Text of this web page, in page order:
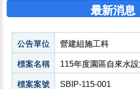
最新消息
公告單位 營建組施工科
標案名稱 115年度園區自來水
標案案號 SBIP-115-001